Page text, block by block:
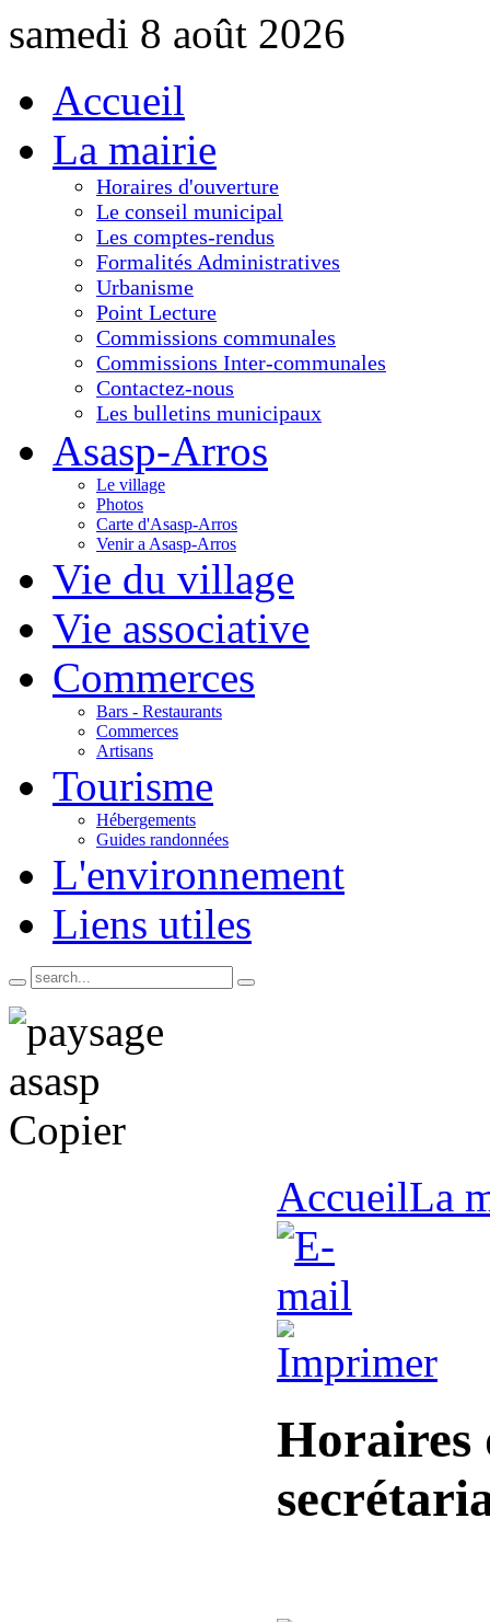
samedi 8 août 2026
Accueil
La mairie
Horaires d'ouverture
Le conseil municipal
Les comptes-rendus
Formalités Administratives
Urbanisme
Point Lecture
Commissions communales
Commissions Inter-communales
Contactez-nous
Les bulletins municipaux
Asasp-Arros
Le village
Photos
Carte d'Asasp-Arros
Venir a Asasp-Arros
Vie du village
Vie associative
Commerces
Bars - Restaurants
Commerces
Artisans
Tourisme
Hébergements
Guides randonnées
L'environnement
Liens utiles
AccueilLa
Horaires